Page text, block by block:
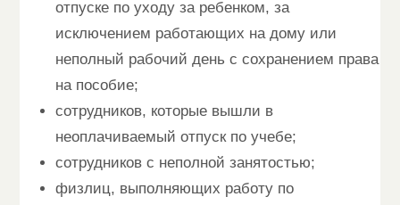
отпуске по уходу за ребенком, за
исключением работающих на дому или
неполный рабочий день с сохранением права
на пособие;
сотрудников, которые вышли в
неоплачиваемый отпуск по учебе;
сотрудников с неполной занятостью;
физлиц, выполняющих работу по